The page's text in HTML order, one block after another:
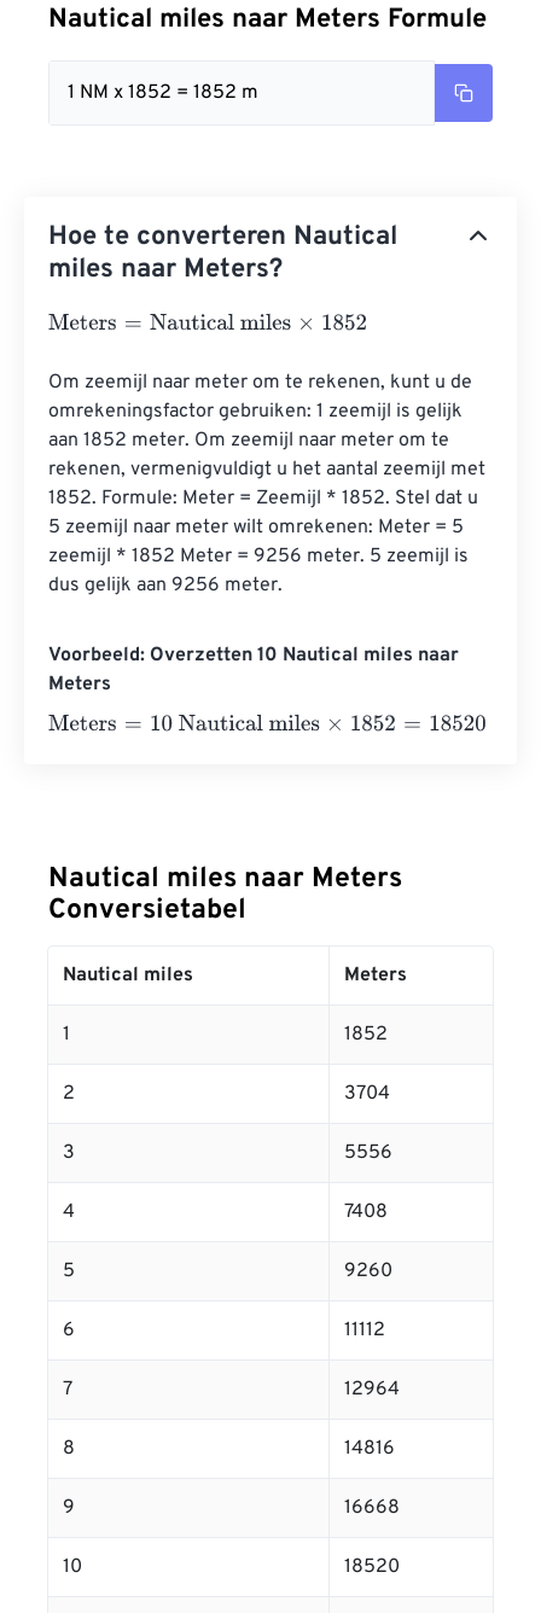
Nautical miles naar Meters Formule
1 NM x 1852 = 1852 m
Hoe te converteren Nautical
miles naar Meters?
Meters= Nautical miles×1852
Om zeemijl naar meter om te rekenen, kunt u de
omrekeningsfactor gebruiken: 1 zeemijl is gelijk
aan 1852 meter. Om zeemijl naar meter om te
rekenen, vermenigvuldigt u het aantal zeemijl met
1852. Formule: Meter = Zeemijl * 1852. Stel dat u
5 zeemijl naar meter wilt omrekenen: Meter = 5
zeemijl * 1852 Meter = 9256 meter. 5 zeemijl is
dus gelijk aan 9256 meter.
Voorbeeld: Overzetten 10 Nautical miles naar
Meters
Meters= 10 Nautical miles ×1852 =18520 Meters
Nautical miles naar Meters
Conversietabel
Nautical miles Meters
1 1852
2 3704
3 5556
4 7408
5 9260
6 11112
7 12964
8 14816
9 16668
10 18520